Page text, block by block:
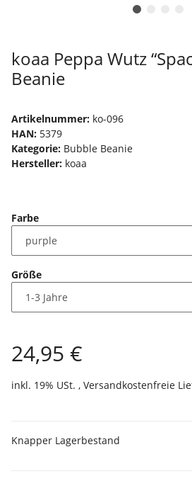
koaa Peppa Wutz
Beanie
Artikelnummer: ko-096
HAN: 5379
Kategorie: Bubble Beanie
Hersteller: koaa
Farbe
Größe
24,95 €
inkl. 19% USt. , Versandkostenfreie
Knapper Lagerbestand